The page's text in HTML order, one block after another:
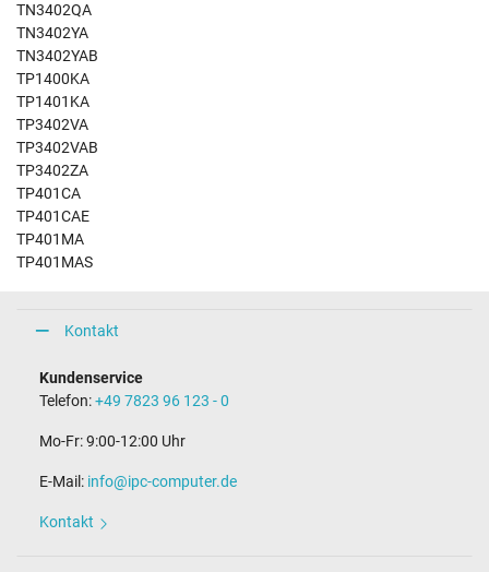
TN3402QA
TN3402YA
TN3402YAB
TP1400KA
TP1401KA
TP3402VA
TP3402VAB
TP3402ZA
TP401CA
TP401CAE
TP401MA
TP401MAS
Kontakt
Kundenservice
Telefon:+49 7823 96 123 - 0
Mo-Fr: 9:00-12:00 Uhr
E-Mail: info@ipc-computer.de
Kontakt